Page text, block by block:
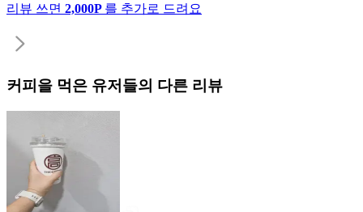
리뷰 쓰면 2,000P 를 추가로 드려요
커피 을 먹은 유저들의 다른 리뷰